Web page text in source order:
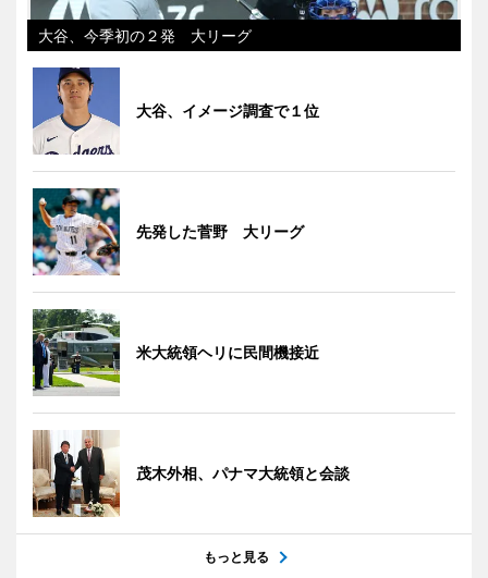
大谷、今季初の２発 大リーグ
大谷、イメージ調査で１位
先発した菅野 大リーグ
米大統領ヘリに民間機接近
茂木外相、パナマ大統領と会談
もっと見る